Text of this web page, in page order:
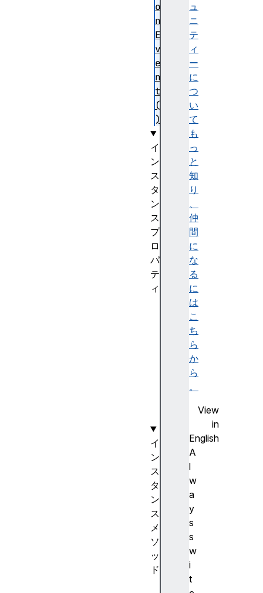
ュ
ニ
テ
ィ
ー
に
つ
い
て
も
っ
と
知
り
、
仲
間
に
な
る
に
は
こ
ち
ら
か
ら
。
View
in
English
A
l
w
a
y
s
s
w
i
t
o
n
E
v
e
n
t
(
)
イ
ン
ス
タ
ン
ス
プ
ロ
パ
テ
ィ
イ
ン
ス
タ
ン
ス
メ
ソ
ッ
ド